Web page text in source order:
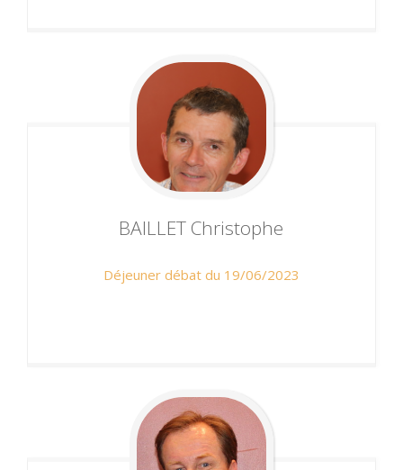
BAILLET Christophe
Déjeuner débat du 19/06/2023